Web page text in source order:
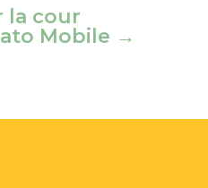
la cour
Mobile →